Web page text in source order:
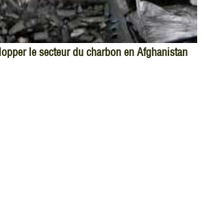
le secteur du charbon en Afghanistan